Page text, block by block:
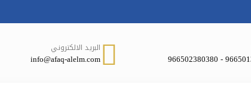
البريد الالكتروني
info@afaq-alelm.com